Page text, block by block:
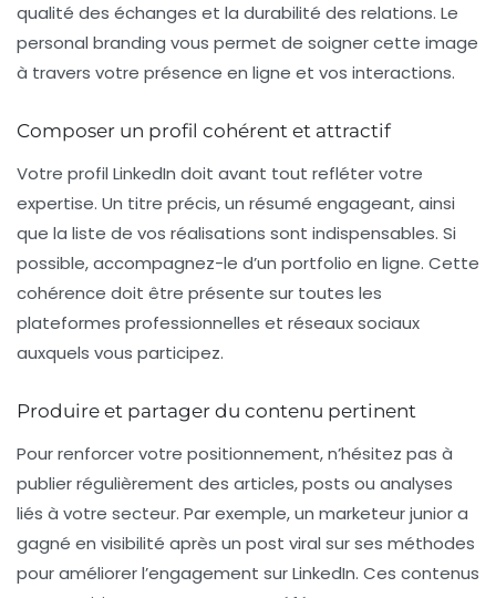
qualité des échanges et la durabilité des relations. Le
personal branding vous permet de soigner cette image
à travers votre présence en ligne et vos interactions.
Composer un profil cohérent et attractif
Votre profil LinkedIn doit avant tout refléter votre
expertise. Un titre précis, un résumé engageant, ainsi
que la liste de vos réalisations sont indispensables. Si
possible, accompagnez-le d’un portfolio en ligne. Cette
cohérence doit être présente sur toutes les
plateformes professionnelles et réseaux sociaux
auxquels vous participez.
Produire et partager du contenu pertinent
Pour renforcer votre positionnement, n’hésitez pas à
publier régulièrement des articles, posts ou analyses
liés à votre secteur. Par exemple, un marketeur junior a
gagné en visibilité après un post viral sur ses méthodes
pour améliorer l’engagement sur LinkedIn. Ces contenus